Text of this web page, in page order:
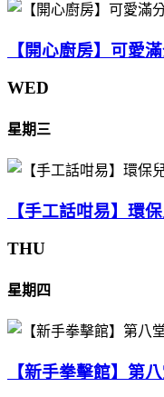
【開心廚房】可愛
WED
星期三
【手工話咁易】環
THU
星期四
【新手拳擊館】第